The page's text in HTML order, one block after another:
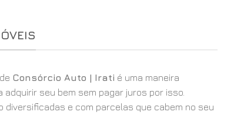
Consórcio Auto | Irati é uma maneira
seu bem sem pagar juros por isso.
diversificadas e com parcelas que cabem no seu